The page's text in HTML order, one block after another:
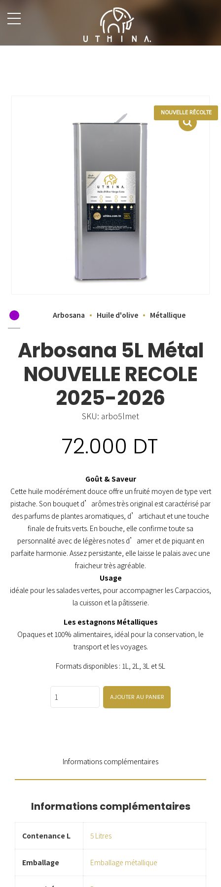
undefined
NOUVELLE RÉCOLTE
Arbosana Huile d'olive Métallique
Arbosana 5L Métal
NOUVELLE RECOLE
2025-2026
SKU: arbo5lmet
72.000 DT
Goût & Saveur
Cette huile modérément douce offre un fruité moyen de type vert
pistache. Son bouquet d’arômes très original est caractérisé par
des parfums de plantes aromatiques, d’artichaut et une touche
finale de fruits verts. En bouche, elle confirme toute sa
personnalité avec de légères notes d’amer et de piquant en
parfaite harmonie. Assez persistante, elle laisse le palais avec une
fraicheur très agréable.
Usage
idéale pour les salades vertes, pour accompagner les Carpaccios,
la cuisson et la pâtisserie.
Les estagnons Métalliques
Opaques et 100% alimentaires, idéal pour la conservation, le
transport et les voyages.
Formats disponibles : 1L, 2L, 3L et 5L
AJOUTER AU PANIER
Informations complémentaires
Informations complémentaires
Contenance L 5 Litres
Emballage Emballage métallique